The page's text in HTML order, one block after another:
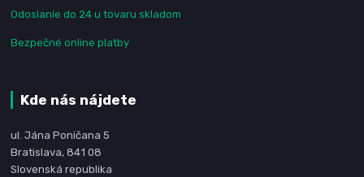
Odoslanie do 24 u tovaru skladom
Bezpečné online platby
Kde nás nájdete
ul. Jána Poničana 5
Bratislava, 841 08
Slovenská republika